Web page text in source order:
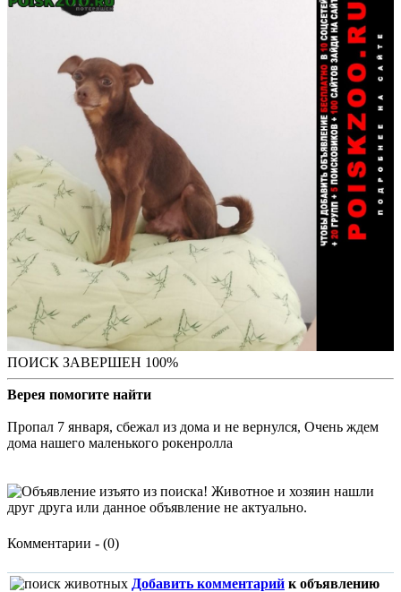
ПОИСК ЗАВЕРШЕН 100%
Верея помогите найти
Пропал 7 января, сбежал из дома и не вернулся, Очень ждем
дома нашего маленького рокенролла
Комментарии - (0)
Добавить комментарий к объявлению